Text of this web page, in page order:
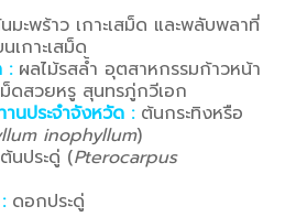
ะพร้าว เกาะเสม็ด และพลับพลาที่
เกาะเสม็ด
: ผลไม้รสล้ำ อุตสาหกรรมก้าวหน้า
ม็ดสวยหรู สุนทรภู่กวีเอก
นประจำจังหวัด :ต้นกระทิงหรือ
inophyllum)
นประดู่ (Pterocarpus
ดอกประดู่